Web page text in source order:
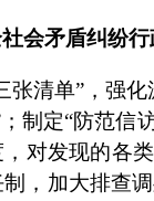
社会矛盾纠纷
张清单”，强化
制定“防范信
， 对发现的各
，加大排查